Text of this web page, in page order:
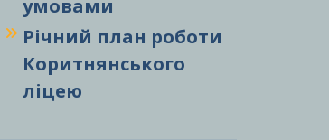
умовами
Річний план роботи
Коритнянського
ліцею